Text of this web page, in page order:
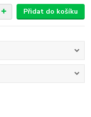
Přidat do košíku